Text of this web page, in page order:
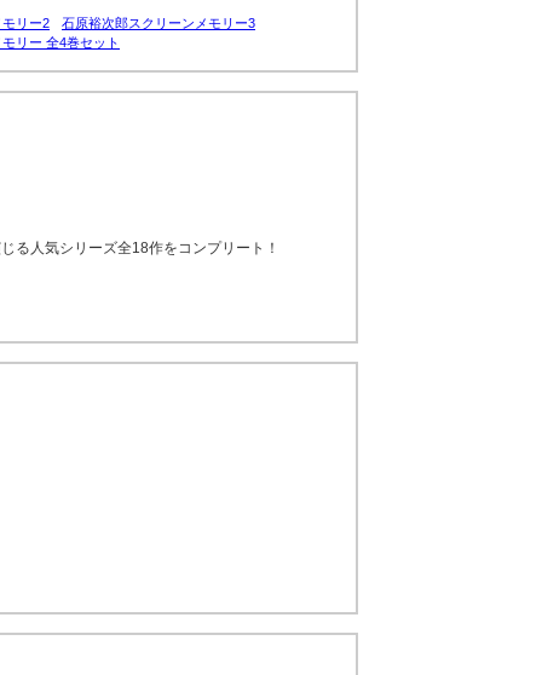
リー2
石原裕次郎スクリーンメモリー3
リー 全4巻セット
る人気シリーズ全18作をコンプリート！